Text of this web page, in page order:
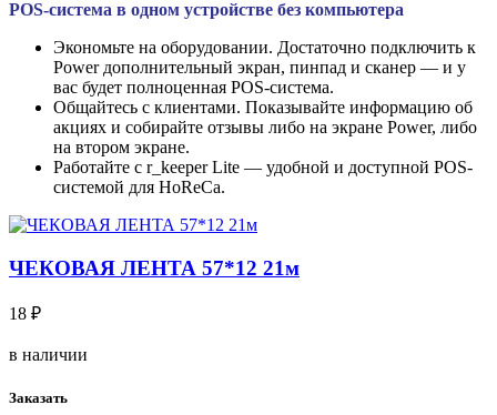
POS-система в одном устройстве без компьютера
Экономьте на оборудовании. Достаточно подключить к
Power дополнительный экран, пинпад и сканер — и у
вас будет полноценная POS-система.
Общайтесь с клиентами. Показывайте информацию об
акциях и собирайте отзывы либо на экране Power, либо
на втором экране.
Работайте с r_keeper Lite — удобной и доступной POS-
системой для HoReCa.
ЧЕКОВАЯ ЛЕНТА 57*12 21м
18 ₽
в наличии
Заказать